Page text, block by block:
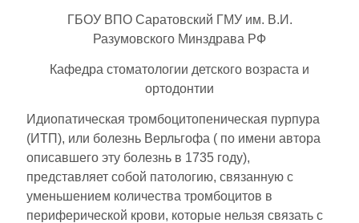
ГБОУ ВПО Саратовский ГМУ им. В.И.
Разумовского Минздрава РФ
Кафедра стоматологии детского возраста и
ортодонтии
Идиопатическая тромбоцитопеническая пурпура
(ИТП), или болезнь Верльгофа ( по имени автора
описавшего эту болезнь в 1735 году),
представляет собой патологию, связанную с
уменьшением количества тромбоцитов в
периферической крови, которые нельзя связать с